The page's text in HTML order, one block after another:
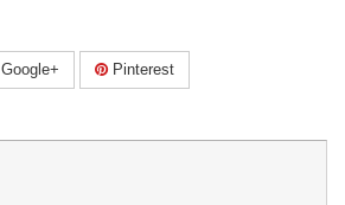
Google+ Pinterest